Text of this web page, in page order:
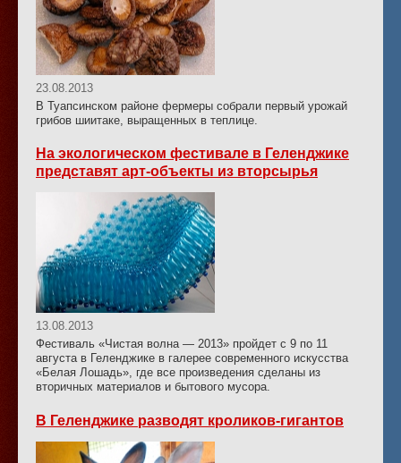
23.08.2013
В Туапсинском районе фермеры собрали первый урожай
грибов шиитаке, выращенных в теплице.
На экологическом фестивале в Геленджике
представят арт-объекты из вторсырья
13.08.2013
Фестиваль «Чистая волна — 2013» пройдет с 9 по 11
августа в Геленджике в галерее современного искусства
«Белая Лошадь», где все произведения сделаны из
вторичных материалов и бытового мусора.
В Геленджике разводят кроликов-гигантов